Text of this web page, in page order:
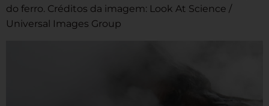
do ferro. Créditos da imagem: Look At Science /
Universal Images Group